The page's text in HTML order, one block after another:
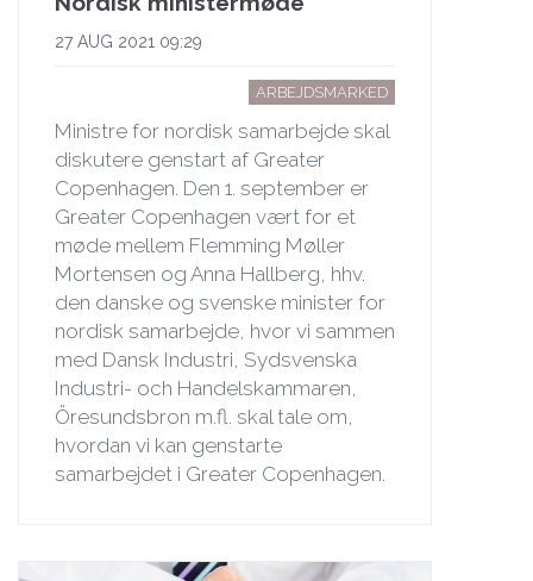
27 AUG 2021 09:29
ARBEJDSMARKED
Ministre for nordisk samarbejde skal
diskutere genstart af Greater
Copenhagen. Den 1. september er
Greater Copenhagen vært for et
møde mellem Flemming Møller
Mortensen og Anna Hallberg, hhv.
den danske og svenske minister for
nordisk samarbejde, hvor vi sammen
med Dansk Industri, Sydsvenska
Industri- och Handelskammaren,
Öresundsbron m.fl. skal tale om,
hvordan vi kan genstarte
samarbejdet i Greater Copenhagen.